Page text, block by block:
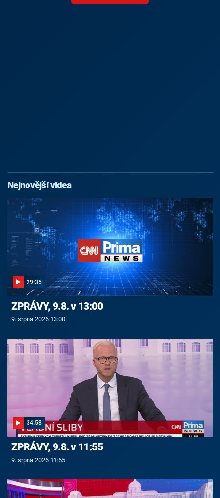
Nejnovější videa
29:35
ZPRÁVY, 9.8. v 13:00
9. srpna 2026 13:00
34:58
ZPRÁVY, 9.8. v 11:55
9. srpna 2026 11:55